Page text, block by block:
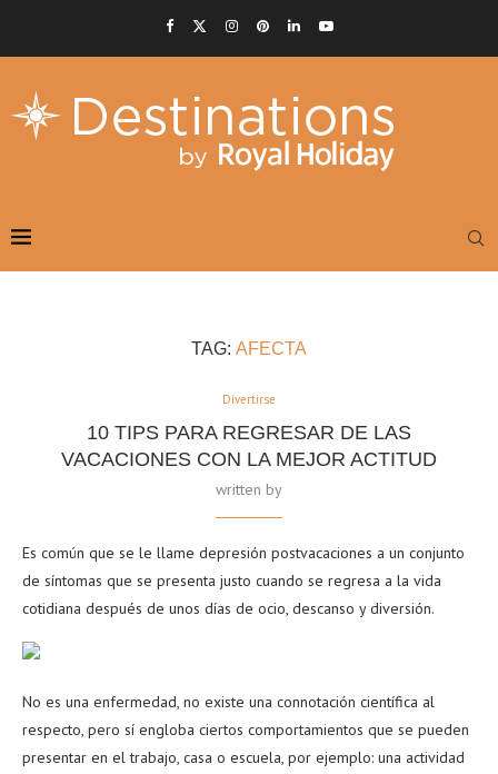
TAG: AFECTA
Divertirse
10 TIPS PARA REGRESAR DE LAS
VACACIONES CON LA MEJOR ACTITUD
written by
Es común que se le llame depresión postvacaciones a un conjunto
de síntomas que se presenta justo cuando se regresa a la vida
cotidiana después de unos días de ocio, descanso y diversión.
No es una enfermedad, no existe una connotación científica al
respecto, pero sí engloba ciertos comportamientos que se pueden
presentar en el trabajo, casa o escuela, por ejemplo: una actividad